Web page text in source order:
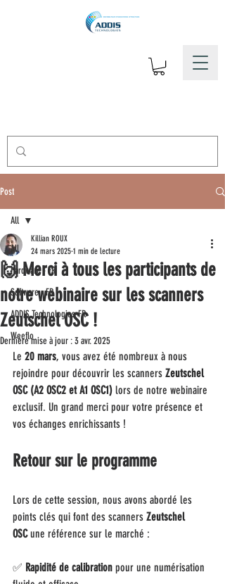
Post
All
Hardware - FR
Software - FR
ADDIS Technologies-FR
Weeflo
All
🙌 Merci à tous les participants de
notre webinaire sur les scanners
Zeutschel OSC !
Killian ROUX
24 mars 2025 1 min de lecture
Dernière mise à jour :3 avr. 2025
Le 20 mars, vous avez été nombreux à nous
rejoindre pour découvrir les scanners Zeutschel
OSC (A2 OSC2 et A1 OSC1) lors de notre webinaire
exclusif. Un grand merci pour votre présence et
vos échanges enrichissants !
Retour sur le programme
Lors de cette session, nous avons abordé les
points clés qui font des scanners Zeutschel
OSC une référence sur le marché :
✅ Rapidité de calibration pour une numérisation